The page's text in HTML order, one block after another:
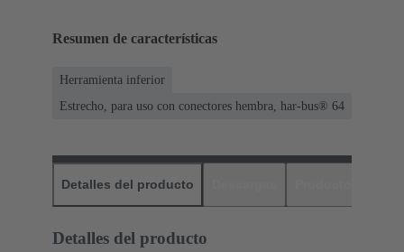
Resumen de características
Herramienta inferior
Estrecho, para uso con conectores hembra, har-bus® 64
Detalles del producto
Detalles del producto